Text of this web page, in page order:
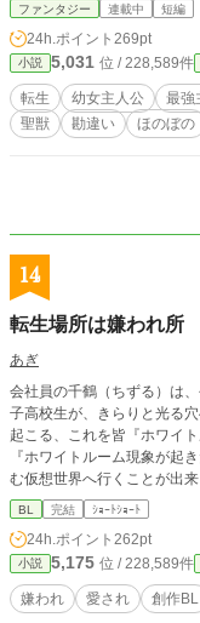
ファンタジー 連載中 短編
24h.ポイント 269pt
小説 5,031 位 / 228,589件
転生 幼女主人公 最強
聖獣
勘違い ほのぼの
14
転生場所は嫌われ所
あぎ
会社員の千鶴（ちずる）は
子高校生が、きらりと光る穴へ吸い込
起こる、これを皆『ホワイトルーム
『ホワイトルーム現象が起
む仮想世界へ行くことが出
ム現象は起きなくなった ※ ※ そんな中、千鶴が見たのは何年も前に消息したは
ずのホワイトルーム現象。可愛ら
BL 完結 ｼｮｰﾄｼｮｰﾄ
24h.ポイント 262pt
小説 5,175 位 / 228,589件
嫌われ 愛され 創作BL